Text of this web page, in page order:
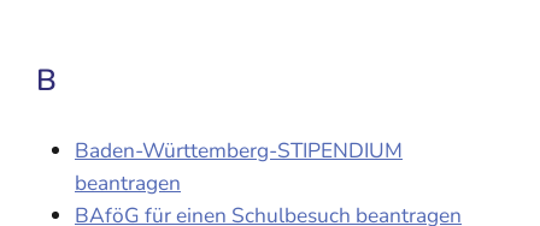
B
Baden-Württemberg-STIPENDIUM
beantragen
BAföG für einen Schulbesuch beantragen